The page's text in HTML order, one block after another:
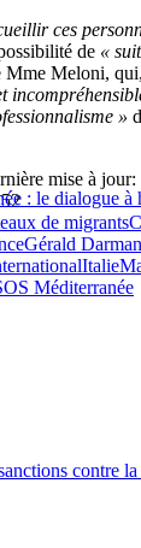
ces
de «
Mme Meloni,
»
: le dialogue à
mise à
de migrants
Gérald
Italie
Méditerranée
contre la